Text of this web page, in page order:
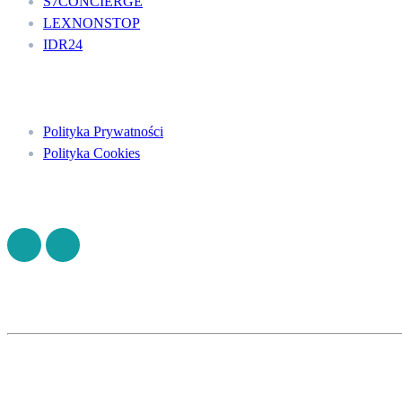
LEXNONSTOP
IDR24
Polityka Prywatności
Polityka Cookies